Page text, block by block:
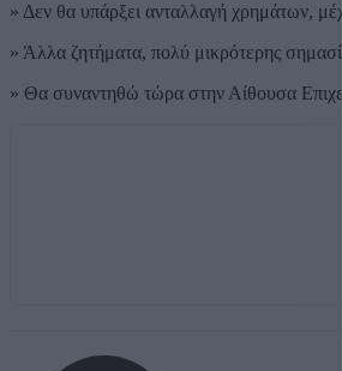
» Δεν θα υπάρξει ανταλλαγή χρημάτων,
» Άλλα ζητήματα, πολύ μικρότερης
» Θα συναντηθώ τώρα στην Αίθουσα